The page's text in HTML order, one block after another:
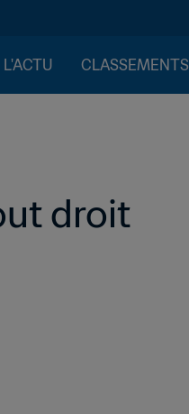
L'ACTU CLASSEMENTS
droit